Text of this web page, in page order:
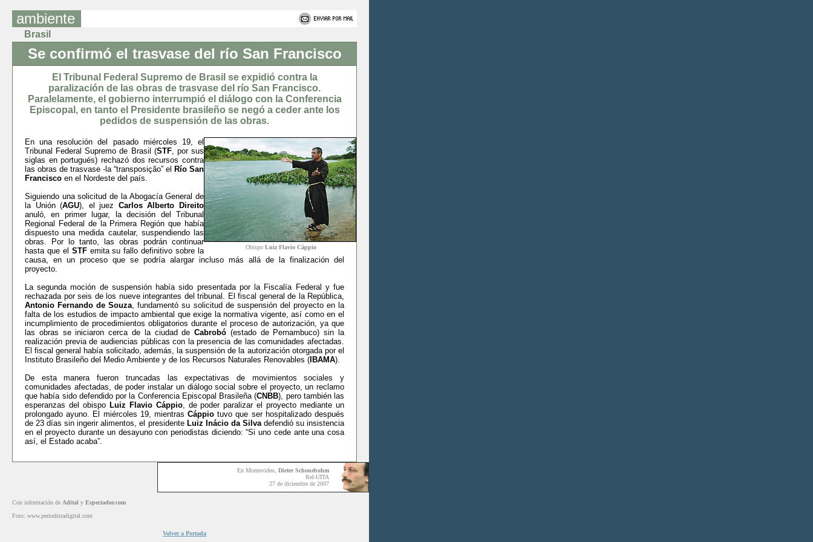
ambiente
Brasil
Se confirmó el trasvase del río San Francisco
El Tribunal Federal Supremo de Brasil se expidió contra la
paralización de las obras de trasvase del río San Francisco.
Paralelamente, el gobierno interrumpió el diálogo con la Conferencia
Episcopal, en tanto el Presidente brasileño se negó a ceder ante los
pedidos de suspensión de las obras.
Obispo Luiz Flavio Cáppio
En una resolución del pasado miércoles 19, el
Tribunal Federal Supremo de Brasil (STF, por sus
siglas en portugués) rechazó dos recursos contra
las obras de trasvase -la “transposição” el Río San
Francisco en el Nordeste del país.
Siguiendo una solicitud de la Abogacía General de
la Unión (AGU), el juez Carlos Alberto Direito
anuló, en primer lugar, la decisión del Tribunal
Regional Federal de la Primera Región que había
dispuesto una medida cautelar, suspendiendo las
obras. Por lo tanto, las obras podrán continuar
hasta que el STFemita su fallo definitivo sobre la
causa, en un proceso que se podría alargar incluso más allá de la finalización del
proyecto.
La segunda moción de suspensión había sido presentada por la Fiscalía Federal y fue
rechazada por seis de los nueve integrantes del tribunal. El fiscal general de la República,
Antonio Fernando de Souza, fundamentó su solicitud de suspensión del proyecto en la
falta de los estudios de impacto ambiental que exige la normativa vigente, así como en el
incumplimiento de procedimientos obligatorios durante el proceso de autorización, ya que
las obras se iniciaron cerca de la ciudad deCabrobó (estado de Pernambuco) sin la
realización previa de audiencias públicas con la presencia de las comunidades afectadas.
El fiscal general había solicitado, además, la suspensión de la autorización otorgada por el
Instituto Brasileño del Medio Ambiente y de los Recursos Naturales Renovables ( IBAMA).
De esta manera fueron truncadas las expectativas de movimientos sociales y
comunidades afectadas, de poder instalar un diálogo social sobre el proyecto, un reclamo
que había sido defendido por la Conferencia Episcopal Brasileña (CNBB), pero también las
esperanzas del obispo Luiz Flavio Cáppio, de poder paralizar el proyecto mediante un
prolongado ayuno. El miércoles 19, mientrasCáppio tuvo que ser hospitalizado después
de 23 días sin ingerir alimentos, el presidente Luiz Inácio da Silvadefendió su insistencia
en el proyecto durante un desayuno con periodistas diciendo: “Si uno cede ante una cosa
así, el Estado acaba”.
En Montevideo, Dieter Schonebohm
Rel-UITA
27 de diciembre de 2007
Con información de Adital y Espectador.com
Foto: www.periodistadigital.com
Volver a Portada